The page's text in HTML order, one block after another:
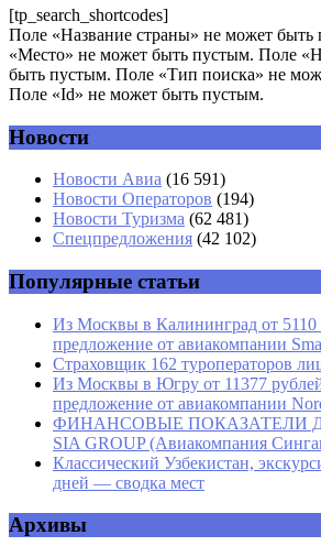
Имя *
Email*
[tp_search_shortcodes]
Поле «Название страны» не может
«Место» не может быть пустым. Поле
быть пустым. Поле «Тип поиска» не
Поле «Id» не может быть пустым.
Новости
Новости Авиа (16 591)
Новости Операторов (194)
Новости Туризма (62 481)
Спецпредложения (42 102)
Популярные статьи
Из Москвы в Калининград от 5110
предложение от авиакомпании
Страховщик 162 туроператоров
Из Москвы в Югру от 11377
предложение от авиакомпании
ФИНАНСОВЫЕ ПОКАЗАТЕЛИ
SIA GROUP (Авиакомпания
Классический Узбекистан,
дней — сводка мест
Архивы